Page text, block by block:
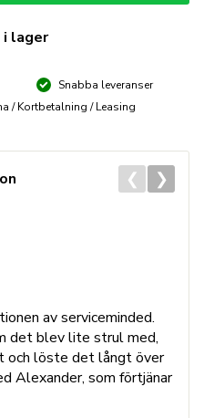
i lager
Snabba leveranser
/ Kortbetalning / Leasing
av serviceminded.
det blev lite strul med,
och löste det långt över
Alexander, som förtjänar
❮ ❯